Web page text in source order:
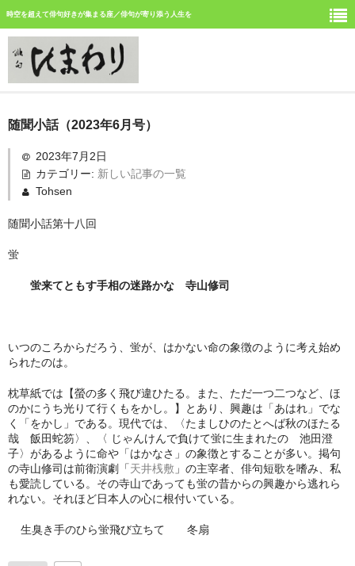
時空を超えて俳句好きが集まる座／俳句が寄り添う人生を
ひまわり誌今月号の俳句
イベント案内
「徳島文学賞」募集中
お問い合わせ
俳句を始めたい人に
日本俳人クラブ
随聞小話（2023年6月号）
2023年7月2日
カテゴリー: 新しい記事の一覧
Tohsen
随聞小話第十八回
蛍
蛍来てともす手相の迷路かな 寺山修司
いつのころからだろう、蛍が、はかない命の象徴のように考え始め
られたのは。
枕草紙では【螢の多く飛び違ひたる。また、ただ一つ二つなど、ほ
のかにうち光りて行くもをかし。】とあり、興趣は「あはれ」でな
く「をかし」である。現代では、〈たましひのたとへば秋のほたる
哉 飯田蛇笏〉、〈 じゃんけんで負けて蛍に生まれたの 池田澄
子〉があるように命や「はかなさ」の象徴とすることが多い。掲句
の寺山修司は前衛演劇「天井桟敷 」の主宰者、俳句短歌を嗜み、私
も愛読している。その寺山であっても蛍の昔からの興趣から逃れら
れない。それほど日本人の心に根付いている。
生臭き手のひら蛍飛び立ちて 冬扇